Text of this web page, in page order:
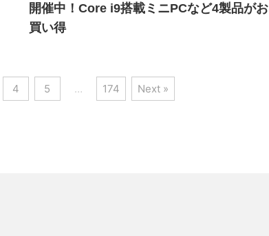
開催中！Core i9搭載ミニPCなど4製品がお
買い得
4 5 … 174 Next »